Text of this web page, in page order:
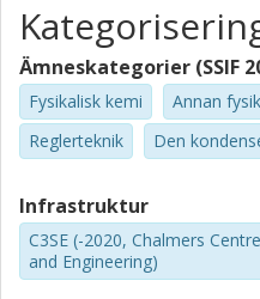
Henrik Grönbeck
Chalmers, Fysik, Kemisk fysik
Forskning Andra publikationer
Johan Gustafson
Lunds universitet
Ämneskategorier (SSIF
Fysikalisk kemi Annan fysik
Reglerteknik
Den
Infrastruktur
C3SE (-2020, Chalmers
and Engineering)